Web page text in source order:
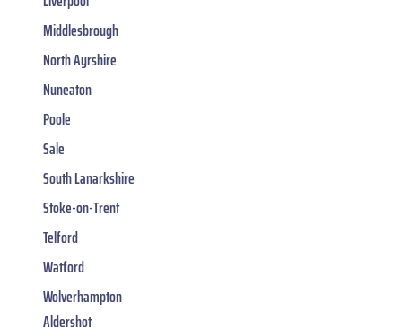
Middlesbrough
North Ayrshire
Nuneaton
Poole
Sale
South Lanarkshire
Stoke-on-Trent
Telford
Watford
Wolverhampton
Aldershot